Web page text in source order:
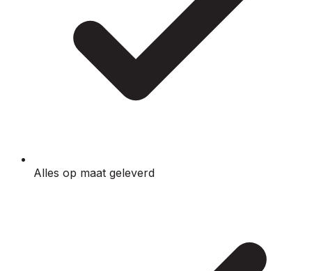
Alles op maat geleverd